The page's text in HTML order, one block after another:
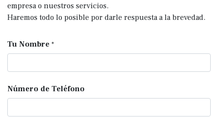
empresa o nuestros servicios.
Haremos todo lo posible por darle respuesta a la brevedad.
Tu Nombre *
Número de Teléfono